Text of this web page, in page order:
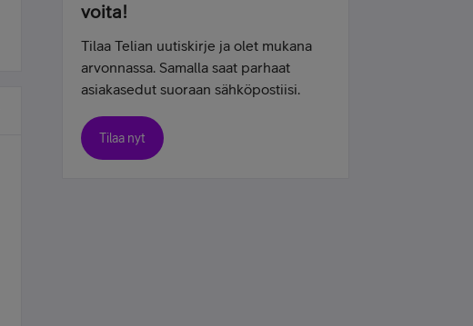
voita!
Tilaa Telian uutiskirje ja olet mukana
arvonnassa. Samalla saat parhaat
asiakasedut suoraan sähköpostiisi.
Tilaa nyt